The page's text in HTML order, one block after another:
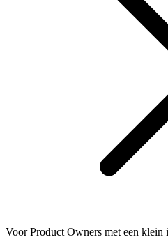
Voor Product Owners met een